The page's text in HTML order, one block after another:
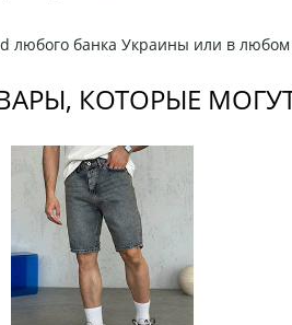
любого банка Украины или в
КОТОРЫЕ